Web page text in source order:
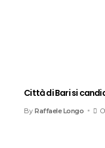
Città di Bari si
By Raffaele Longo